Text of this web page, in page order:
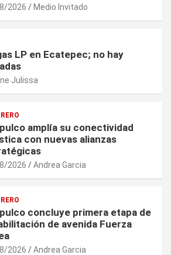
2026 Medio Invitado
LP en Ecatepec; no hay
Julissa
amplía su conectividad
con nuevas alianzas
2026 Andrea Garcia
concluye primera etapa de
de avenida Fuerza
2026 Andrea Garcia